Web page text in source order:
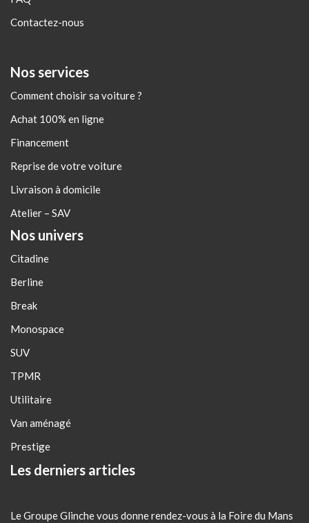
Contactez-nous
Nos services
Comment choisir sa voiture ?
Achat 100% en ligne
Financement
Reprise de votre voiture
Livraison à domicile
Atelier – SAV
Nos univers
Citadine
Berline
Break
Monospace
SUV
TPMR
Utilitaire
Van aménagé
Prestige
Les derniers articles
Le Groupe Glinche vous donne rendez-vous à la Foire du Mans